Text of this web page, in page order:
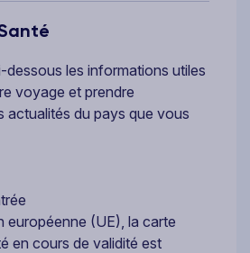
les informations utiles
voyage et prendre
actualités du pays que vous
européenne (UE), la carte
en cours de validité est